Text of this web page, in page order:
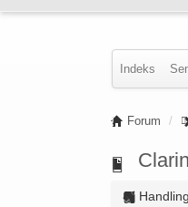
Indeks
Forum
Handling